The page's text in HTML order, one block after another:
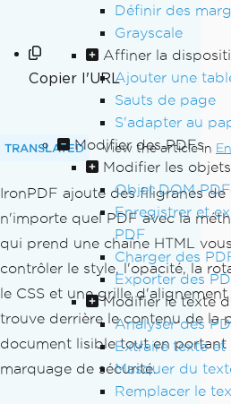
Définir des
Grayscale
Affiner la
Ajouter une
Sauts de page
S'adapter au
Modifier des PDFs
Modifier les
Objet DOM PDF
Enregistrer et
PDF
Charger des
Exporter des
Modifier le texte
Analyser des
Extraire texte et
Masquer du
Remplacer le
Copier l'URL
TRANSLATED View the article in
IronPDF ajoute des filigranes
n'importe quel PDF avec la
qui prend une chaîne HTML
contrôler le style, l'opacité, la
le CSS et une grille
trouve derrière le contenu de la
document lisible tout en portant
marquage de sécurité.